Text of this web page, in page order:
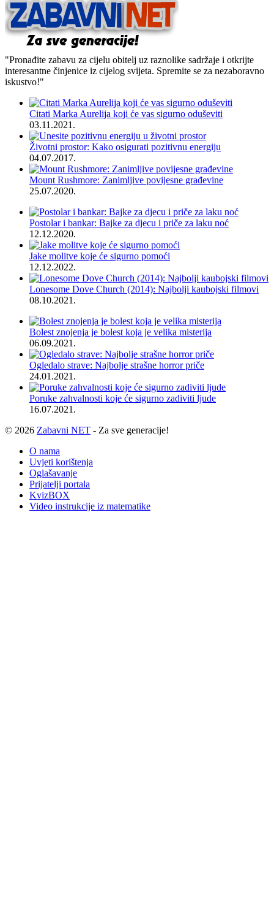
"Pronađite zabavu za cijelu obitelj uz raznolike sadržaje i otkrijte
interesantne činjenice iz cijelog svijeta. Spremite se za nezaboravno
iskustvo!"
Citati Marka Aurelija koji će vas sigurno oduševiti
03.11.2021.
Životni prostor: Kako osigurati pozitivnu energiju
04.07.2017.
Mount Rushmore: Zanimljive povijesne građevine
25.07.2020.
Postolar i bankar: Bajke za djecu i priče za laku noć
12.12.2020.
Jake molitve koje će sigurno pomoći
12.12.2022.
Lonesome Dove Church (2014): Najbolji kaubojski filmovi
08.10.2021.
Bolest znojenja je bolest koja je velika misterija
06.09.2021.
Ogledalo strave: Najbolje strašne horror priče
24.01.2021.
Poruke zahvalnosti koje će sigurno zadiviti ljude
16.07.2021.
© 2026 Zabavni NET - Za sve generacije!
O nama
Uvjeti korištenja
Oglašavanje
Prijatelji portala
KvizBOX
Video instrukcije iz matematike